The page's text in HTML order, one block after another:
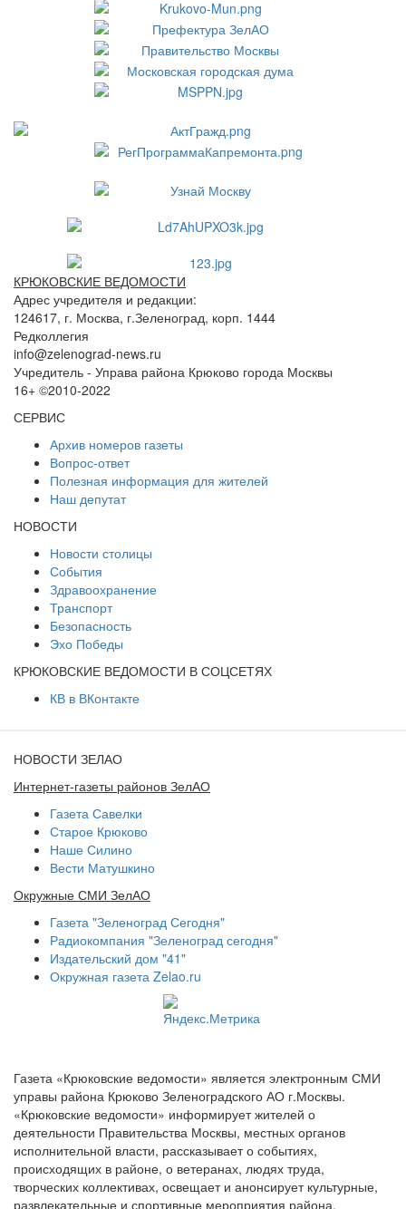
КРЮКОВСКИЕ ВЕДОМОСТИ
Адрес учредителя и редакции:
124617, г. Москва, г.Зеленоград, корп. 1444
Редколлегия
info@zelenograd-news.ru
Учредитель - Управа района Крюково города Москвы
16+ ©2010-2022
СЕРВИС
Архив номеров газеты
Вопрос-ответ
Полезная информация для жителей
Наш депутат
НОВОСТИ
Новости столицы
События
Здравоохранение
Транспорт
Безопасность
Эхо Победы
КРЮКОВСКИЕ ВЕДОМОСТИ В СОЦСЕТЯХ
КВ в ВКонтакте
НОВОСТИ ЗЕЛАО
Интернет-газеты районов ЗелАО
Газета Савелки
Старое Крюково
Наше Силино
Вести Матушкино
Окружные СМИ ЗелАО
Газета "Зеленоград Сегодня"
Радиокомпания "Зеленоград сегодня"
Издательский дом "41"
Окружная газета Zelao.ru
Газета «Крюковские ведомости» является электронным СМИ
управы района Крюково Зеленоградского АО г.Москвы.
«Крюковские ведомости» информирует жителей о
деятельности Правительства Москвы, местных органов
исполнительной власти, рассказывает о событиях,
происходящих в районе, о ветеранах, людях труда,
творческих коллективах, освещает и анонсирует культурные,
развлекательные и спортивные мероприятия района.